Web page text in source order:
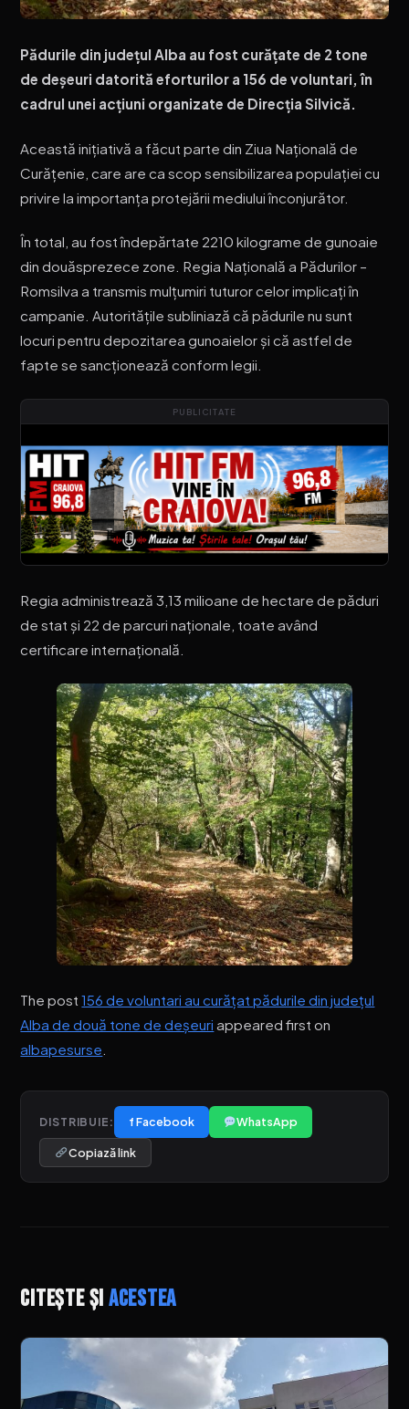
Pădurile din județul Alba au fost curățate de 2 tone
de deșeuri datorită eforturilor a 156 de voluntari, în
cadrul unei acțiuni organizate de Direcția Silvică.
Această inițiativă a făcut parte din Ziua Națională de
Curățenie, care are ca scop sensibilizarea populației cu
privire la importanța protejării mediului înconjurător.
În total, au fost îndepărtate 2210 kilograme de gunoaie
din douăsprezece zone. Regia Națională a Pădurilor –
Romsilva a transmis mulțumiri tuturor celor implicați în
campanie. Autoritățile subliniază că pădurile nu sunt
locuri pentru depozitarea gunoaielor și că astfel de
fapte se sancționează conform legii.
PUBLICITATE
Regia administrează 3,13 milioane de hectare de păduri
de stat și 22 de parcuri naționale, toate având
certificare internațională.
The post156 de voluntari au curățat pădurile din județul
Alba de două tone de deșeuri appeared first on
albapesurse
DISTRIBUIE: f Facebook WhatsApp
Copiază link
Citește șiacestea